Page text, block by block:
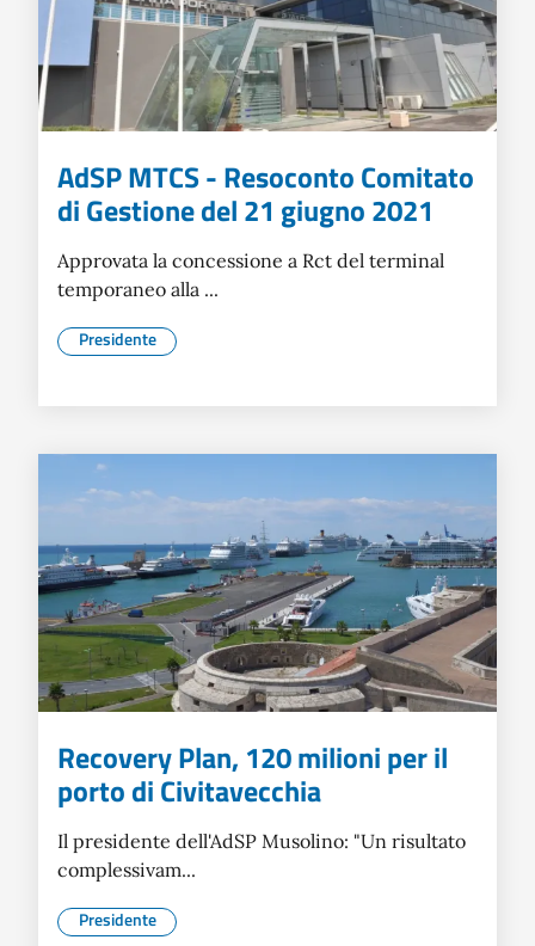
AdSP MTCS - Resoconto Comitato
di Gestione del 21 giugno 2021
Approvata la concessione a Rct del terminal
temporaneo alla ...
Presidente
Recovery Plan, 120 milioni per il
porto di Civitavecchia
Il presidente dell'AdSP Musolino: "Un risultato
complessivam...
Presidente